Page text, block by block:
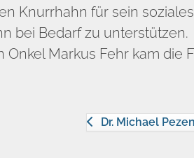
Knurrhahn für sein
bei Bedarf zu unterstützen.
Onkel Markus Fehr kam die
Dr. Michael